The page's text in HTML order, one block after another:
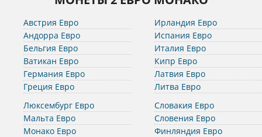
Австрия Евро
Андорра Евро
Бельгия Евро
Ватикан Евро
Германия Евро
Греция Евро
Ирландия Евро
Испания Евро
Италия Евро
Кипр Евро
Латвия Евро
Литва Евро
Люксембург Евро
Мальта Евро
Монако Евро
Словакия Евро
Словения Евро
Финляндия Евро